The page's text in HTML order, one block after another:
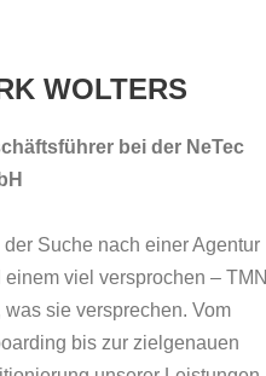
WOLTERS
bei der NeTec
der Suche nach einer Agentur
einem viel versprochen – TMN
was sie versprechen. Vom
bis zur zielgenauen